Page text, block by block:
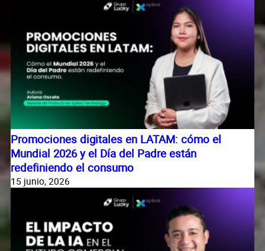
Promociones digitales en LATAM: cómo el
Mundial 2026 y el Día del Padre están
redefiniendo el consumo
15 junio, 2026